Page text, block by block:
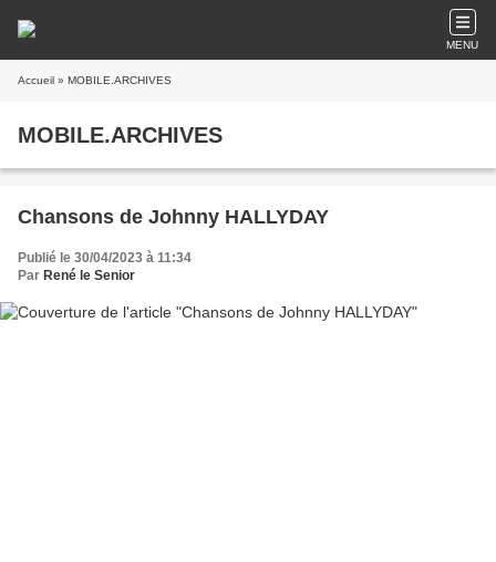
MENU
Accueil » MOBILE.ARCHIVES
MOBILE.ARCHIVES
Chansons de Johnny HALLYDAY
Publié le 30/04/2023 à 11:34
Par René le Senior